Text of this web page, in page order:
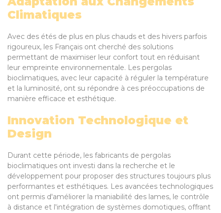
Climatiques
Avec des étés de plus en plus chauds et des hivers parfois
rigoureux, les Français ont cherché des solutions
permettant de maximiser leur confort tout en réduisant
leur empreinte environnementale. Les pergolas
bioclimatiques, avec leur capacité à réguler la température
et la luminosité, ont su répondre à ces préoccupations de
manière efficace et esthétique.
Innovation Technologique et
Design
Durant cette période, les fabricants de pergolas
bioclimatiques ont investi dans la recherche et le
développement pour proposer des structures toujours plus
performantes et esthétiques. Les avancées technologiques
ont permis d'améliorer la maniabilité des lames, le contrôle
à distance et l'intégration de systèmes domotiques, offrant